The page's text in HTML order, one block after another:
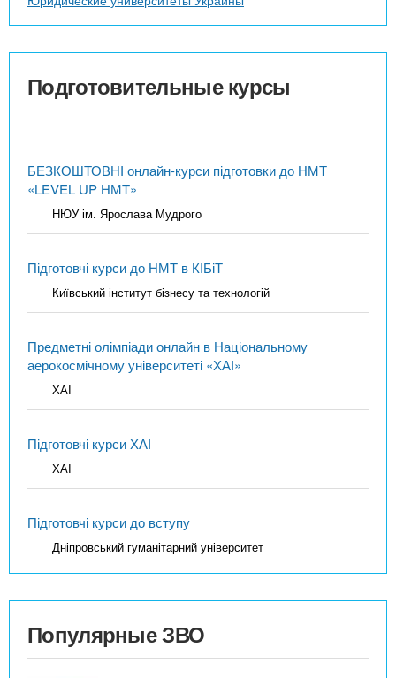
Подготовительные курсы
БЕЗКОШТОВНІ онлайн-курси підготовки до НМТ
«LEVEL UP НМТ»
НЮУ ім. Ярослава Мудрого
Підготовчі курси до НМТ в КІБіТ
Київський інститут бізнесу та технологій
Предметні олімпіади онлайн в Національному
аерокосмічному університеті «ХАІ»
ХАІ
Підготовчі курси ХАІ
ХАІ
Підготовчі курси до вступу
Дніпровський гуманітарний університет
Популярные ЗВО